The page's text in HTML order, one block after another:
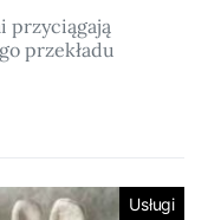
przyciągają
przekładu
Usługi